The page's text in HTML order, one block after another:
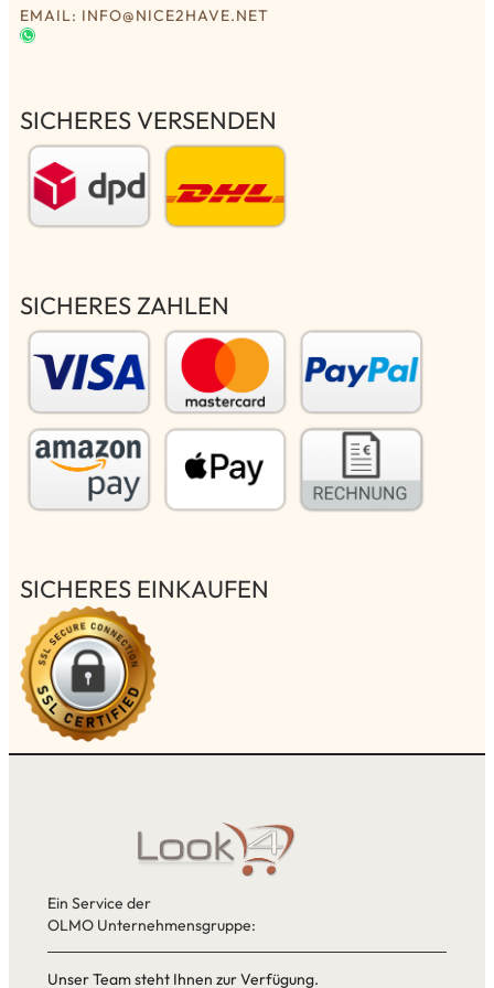
EMAIL: INFO@NICE2HAVE.NET
SICHERES VERSENDEN
SICHERES ZAHLEN
SICHERES EINKAUFEN
Ein Service der
OLMO Unternehmensgruppe:
Unser Team steht Ihnen zur Verfügung.